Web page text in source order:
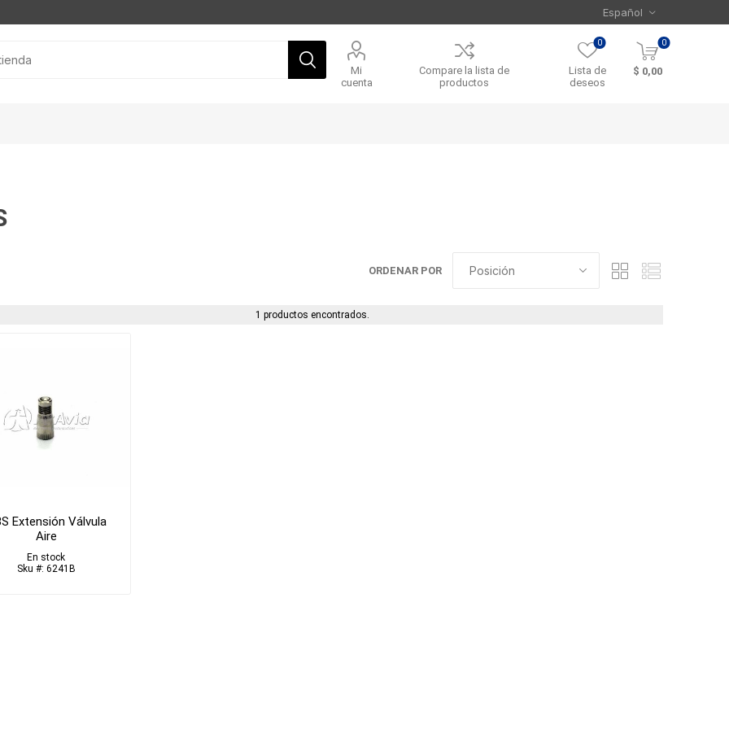
Mi
cuenta
Compare la lista de
productos
Lista de
deseos
0 0
$ 0,00
ORDENAR POR
1 productos encontrados.
Extensión Válvula
Aire
En stock
Sku #: 6241B